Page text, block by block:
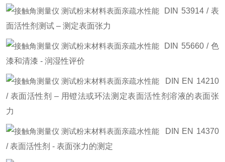
DIN 53914 / 表
面活性剂测试 – 测定表面张力
DIN 55660 / 色
漆和清漆 - 润湿性评价
DIN EN 14210
/ 表面活性剂 – 用镫法或环法测定表面活性剂溶液的表面张
力
DIN EN 14370
/ 表面活性剂 - 表面张力的测定